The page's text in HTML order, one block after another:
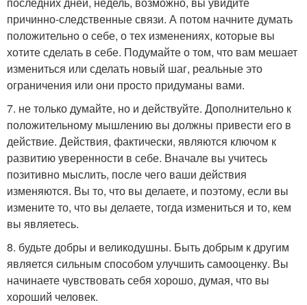
причинно-следственные связи. А потом начните думать
положительно о себе, о тех изменениях, которые вы
хотите сделать в себе. Подумайте о том, что вам мешает
измениться или сделать новый шаг, реальные это
ограничения или они просто придуманы вами.
7. не только думайте, но и действуйте. Дополнительно к
положительному мышлению вы должны привести его в
действие. Действия, фактически, являются ключом к
развитию уверенности в себе. Вначале вы учитесь
позитивно мыслить, после чего ваши действия
изменяются. Вы то, что вы делаете, и поэтому, если вы
измените то, что вы делаете, тогда измениться и то, кем
вы являетесь.
8. будьте добры и великодушны. Быть добрым к другим
является сильным способом улучшить самооценку. Вы
начинаете чувствовать себя хорошо, думая, что вы
хороший человек.